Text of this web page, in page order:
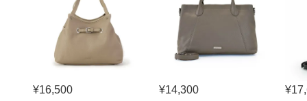
¥16,500 ¥14,300 ¥